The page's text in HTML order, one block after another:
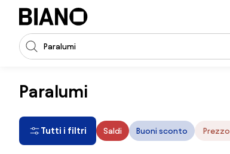
Salta la navigazione, vai al contenuto
Input della ricerca
Paralumi
Tutti i filtri Saldi Buoni sconto Prezzo